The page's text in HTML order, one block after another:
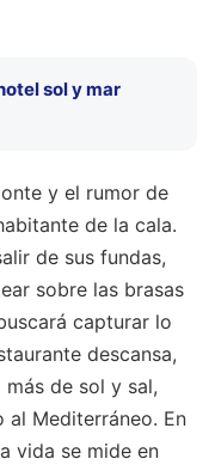
sol y mar
y el rumor de
de la cala.
de sus fundas,
sobre las brasas
capturar lo
descansa,
de sol y sal,
Mediterráneo. En
vida se mide en